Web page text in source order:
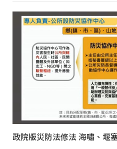
政院版災防法修法 海嘯、堰